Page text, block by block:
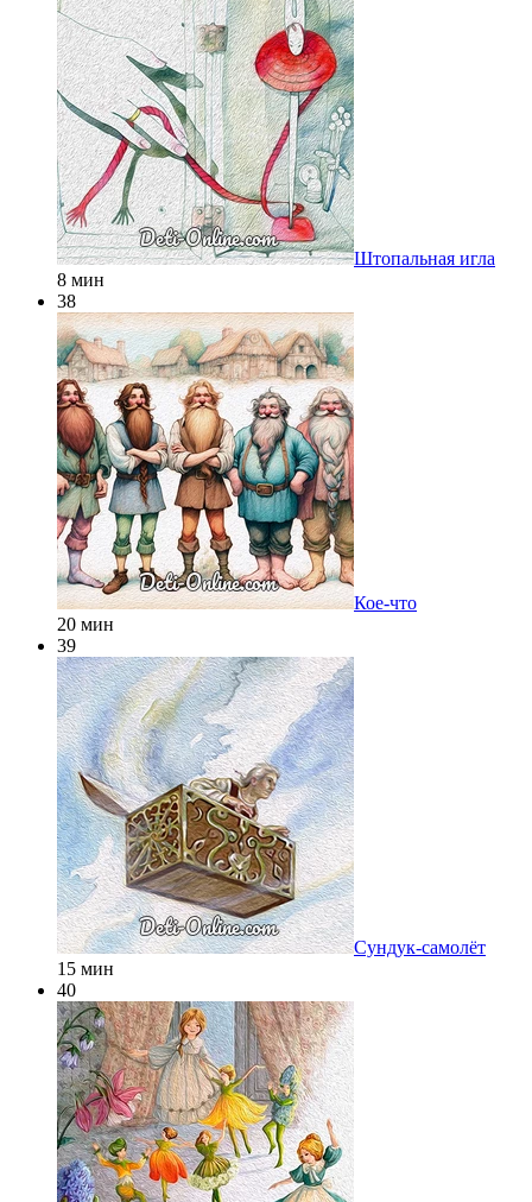
Штопальная игла
8 мин
38
Кое-что
20 мин
39
Сундук-самолёт
15 мин
40